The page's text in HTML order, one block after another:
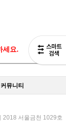
세요.
커뮤니티
2018 서울금천 1029호